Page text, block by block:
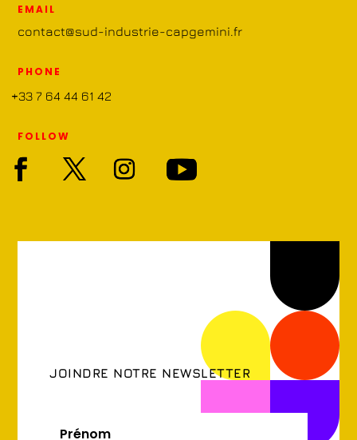
EMAIL
contact@sud-industrie-capgemini.fr
PHONE
+33 7 64 44 61 42
FOLLOW
JOINDRE NOTRE NEWSLETTER